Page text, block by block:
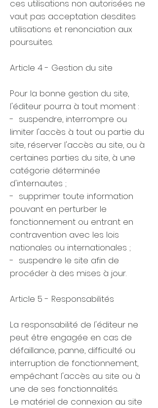
ces utilisations non autorisées ne
vaut pas acceptation desdites
utilisations et renonciation aux
poursuites.
Article 4 - Gestion du site
Pour la bonne gestion du site,
l'éditeur pourra à tout moment :
- suspendre, interrompre ou
limiter l'accès à tout ou partie du
site, réserver l'accès au site, ou à
certaines parties du site, à une
catégorie déterminée
d'internautes ;
- supprimer toute information
pouvant en perturber le
fonctionnement ou entrant en
contravention avec les lois
nationales ou internationales ;
- suspendre le site afin de
procéder à des mises à jour.
Article 5 - Responsabilités
La responsabilité de l'éditeur ne
peut être engagée en cas de
défaillance, panne, difficulté ou
interruption de fonctionnement,
empêchant l'accès au site ou à
une de ses fonctionnalités.
Le matériel de connexion au site